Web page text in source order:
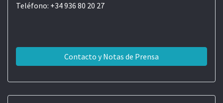
Teléfono: +34 936 80 20 27
Contacto y Notas de Prensa